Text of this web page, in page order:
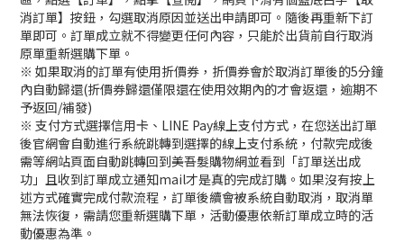
消訂單】按鈕，勾選取消原因並送出申請即可。隨後再重新下訂
單即可。訂單成立就不得變更任何內容，只能於出貨前自行取消
原單重新選購下單。
※ 如果取消的訂單有使用折價券，折價券會於取消訂單後的5分鐘
內自動歸還(折價券歸還僅限還在使用效期內的才會返還，逾期不
予返回/補發)
※ 支付方式選擇信用卡、LINE Pay線上支付方式，在您送出訂單
後官網會自動進行系統跳轉到選擇的線上支付系統，付款完成後
需等網站頁面自動跳轉回到美吾髮購物網並看到「訂單送出成
功」且收到訂單成立通知mail才是真的完成訂購。如果沒有按上
述方式確實完成付款流程，訂單後續會被系統自動取消，取消單
無法恢復，需請您重新選購下單，活動優惠依新訂單成立時的活
動優惠為準。